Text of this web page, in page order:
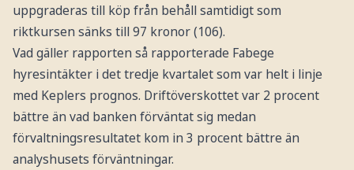
uppgraderas till köp från behåll samtidigt som
riktkursen sänks till 97 kronor (106).
Vad gäller rapporten så rapporterade Fabege
hyresintäkter i det tredje kvartalet som var helt i linje
med Keplers prognos. Driftöverskottet var 2 procent
bättre än vad banken förväntat sig medan
förvaltningsresultatet kom in 3 procent bättre än
analyshusets förväntningar.